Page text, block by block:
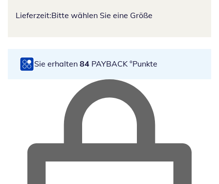
Lieferzeit:Bitte wählen Sie eine Größe
Sie erhalten 84 PAYBACK °Punkte